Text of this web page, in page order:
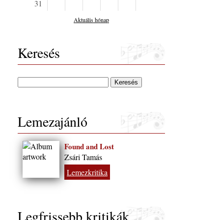
31
Aktuális hónap
Keresés
Lemezajánló
Found and Lost
Zsári Tamás
Lemezkritika
Legfrissebb kritikák